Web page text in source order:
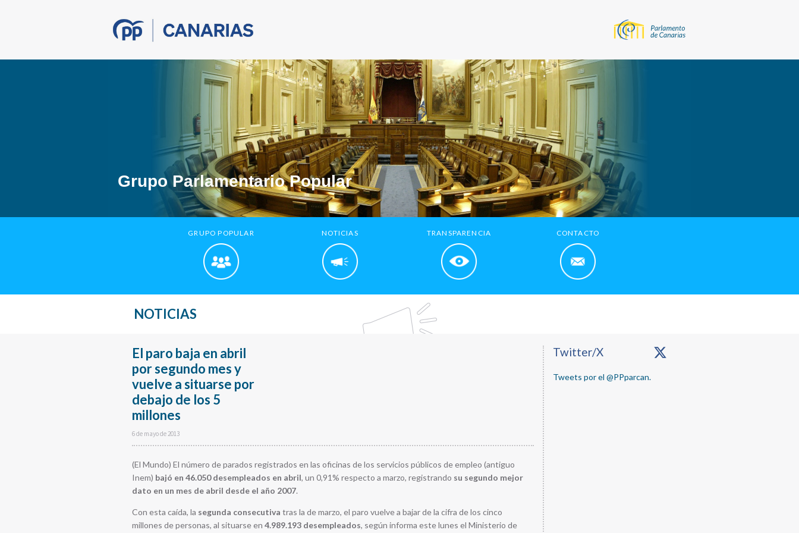
Grupo Parlamentario Popular
GRUPO POPULAR NOTICIAS TRANSPARENCIA CONTACTO
NOTICIAS
El paro baja en abril
por segundo mes y
vuelve a situarse por
debajo de los 5
millones
6 de mayo de 2013
(El Mundo) El número de parados registrados en las oficinas de los servicios públicos de empleo (antiguo
Inem) bajó en 46.050 desempleados en abril, un 0,91% respecto a marzo, registrando su segundo mejor
dato en un mes de abril desde el año 2007.
Con esta caída, la segunda consecutiva tras la de marzo, el paro vuelve a bajar de la cifra de los cinco
millones de personas, al situarse en 4.989.193 desempleados, según informa este lunes el Ministerio de
Primary
Twitter/X
Tweets por el @PPparcan.